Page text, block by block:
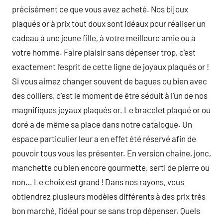
précisément ce que vous avez acheté. Nos bijoux
plaqués or à prix tout doux sont idéaux pour réaliser un
cadeau à une jeune fille, à votre meilleure amie ou à
votre homme. Faire plaisir sans dépenser trop, c’est
exactement l’esprit de cette ligne de joyaux plaqués or !
Si vous aimez changer souvent de bagues ou bien avec
des colliers, c’est le moment de être séduit à l’un de nos
magnifiques joyaux plaqués or. Le bracelet plaqué or ou
doré a de même sa place dans notre catalogue. Un
espace particulier leur a en effet été réservé afin de
pouvoir tous vous les présenter. En version chaine, jonc,
manchette ou bien encore gourmette, serti de pierre ou
non… Le choix est grand ! Dans nos rayons, vous
obtiendrez plusieurs modèles différents à des prix très
bon marché, l’idéal pour se sans trop dépenser. Quels